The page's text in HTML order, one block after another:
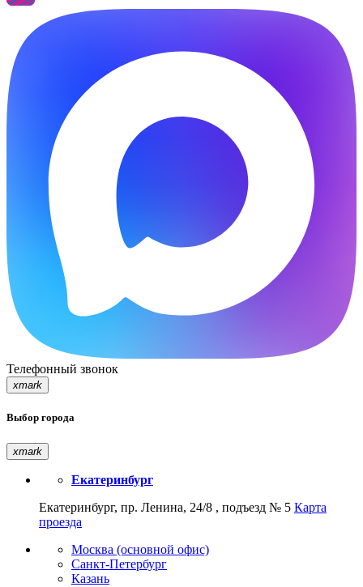
Телефонный звонок
xmark
Выбор города
xmark
Екатеринбург
Екатеринбург, пр. Ленина, 24/8 , подъезд № 5 Карта
проезда
Москва (основной офис)
Санкт-Петербург
Казань